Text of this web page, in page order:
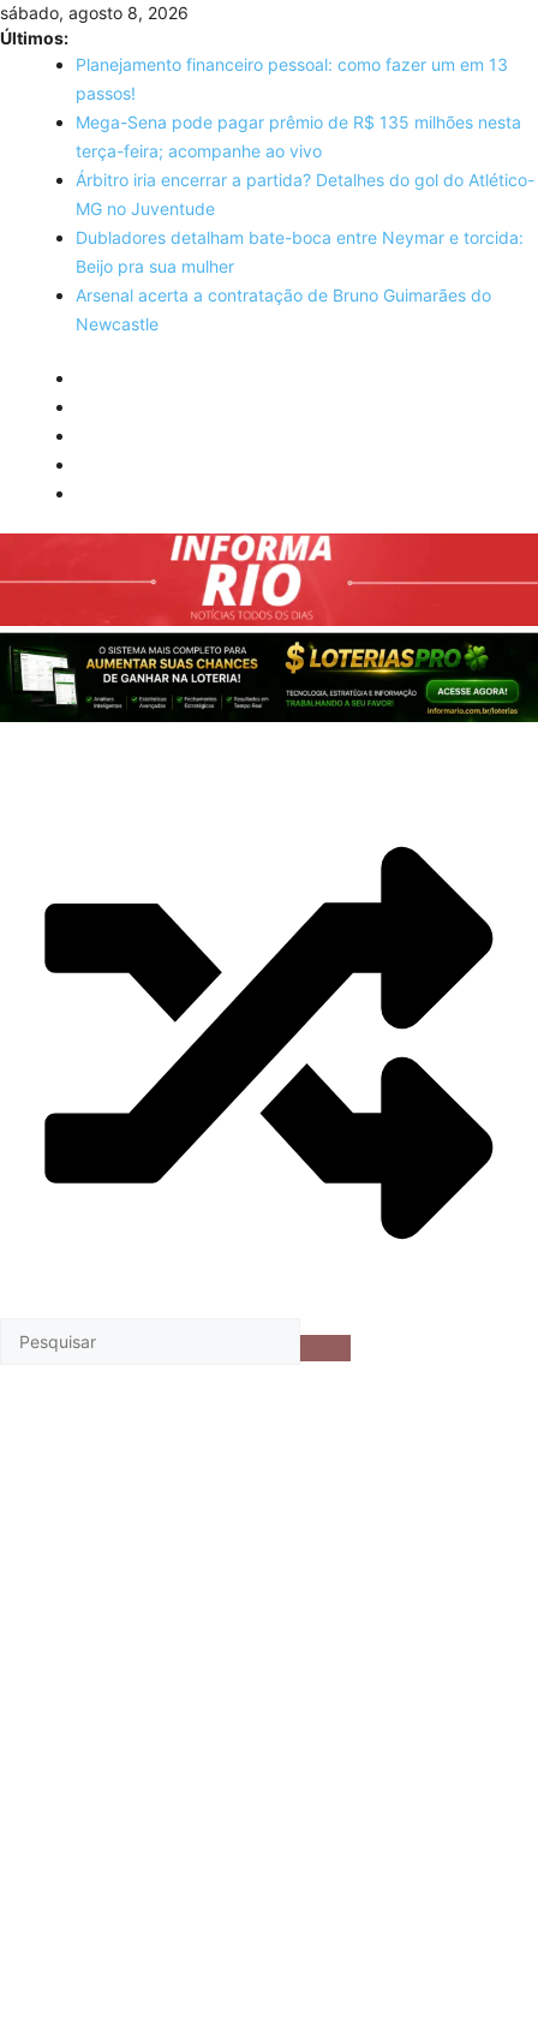
Skip
to
content
sábado, agosto 8, 2026
Últimos:
Planejamento financeiro pessoal: como fazer um em 13
passos!
Mega-Sena pode pagar prêmio de R$ 135 milhões nesta
terça-feira; acompanhe ao vivo
Árbitro iria encerrar a partida? Detalhes do gol do Atlético-
MG no Juventude
Dubladores detalham bate-boca entre Neymar e torcida:
Beijo pra sua mulher
Arsenal acerta a contratação de Bruno Guimarães do
Newcastle